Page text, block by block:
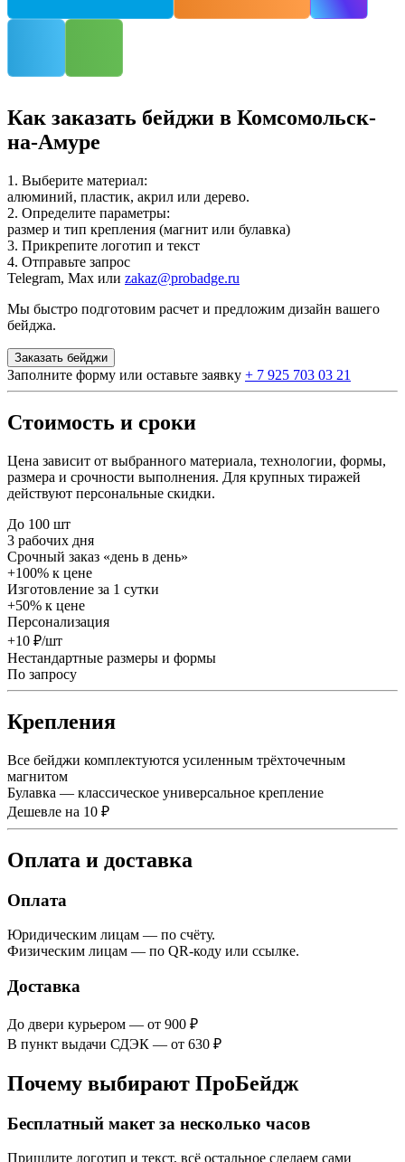
Как заказать бейджи в Комсомольск-
на-Амуре
1. Выберите материал:
алюминий, пластик, акрил или дерево.
2. Определите параметры:
размер и тип крепления (магнит или булавка)
3. Прикрепите логотип и текст
4. Отправьте запрос
Telegram, Max или zakaz@probadge.ru
Мы быстро подготовим расчет и предложим дизайн вашего
бейджа.
Заказать бейджи
Заполните форму или оставьте заявку + 7 925 703 03 21
Стоимость и сроки
Цена зависит от выбранного материала, технологии, формы,
размера и срочности выполнения. Для крупных тиражей
действуют персональные скидки.
До 100 шт
3 рабочих дня
Срочный заказ «день в день»
+100% к цене
Изготовление за 1 сутки
+50% к цене
Персонализация
+10 ₽/шт
Нестандартные размеры и формы
По запросу
Крепления
Все бейджи комплектуются усиленным трёхточечным
магнитом
Булавка — классическое универсальное крепление
Дешевле на 10 ₽
Оплата и доставка
Оплата
Юридическим лицам — по счёту.
Физическим лицам — по QR-коду или ссылке.
Доставка
До двери курьером — от 900 ₽
В пункт выдачи СДЭК — от 630 ₽
Почему выбирают ПроБейдж
Бесплатный макет за несколько часов
Пришлите логотип и текст, всё остальное сделаем сами